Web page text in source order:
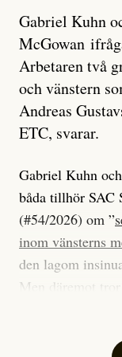
Gabriel Kuhn
McGowan
Arbetaren två
och vänstern
Andreas
ETC, svarar.
Gabriel Kuhn
båda tillhör SAC
(#54/2026) om ”
inom vänsterns
den lagom
Men däremot
journalistik som